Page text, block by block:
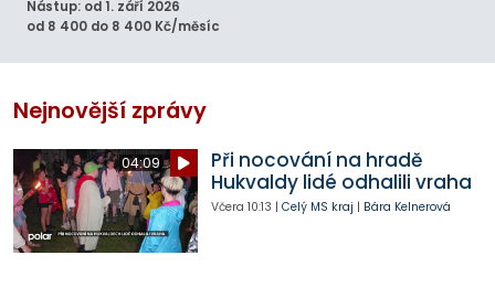
Nástup: od 1. září 2026
od 8 400 do 8 400 Kč/měsíc
Nejnovější zprávy
04:09
Při nocování na hradě
Hukvaldy lidé odhalili vraha
Včera 10:13 | Celý MS kraj | Bára Kelnerová